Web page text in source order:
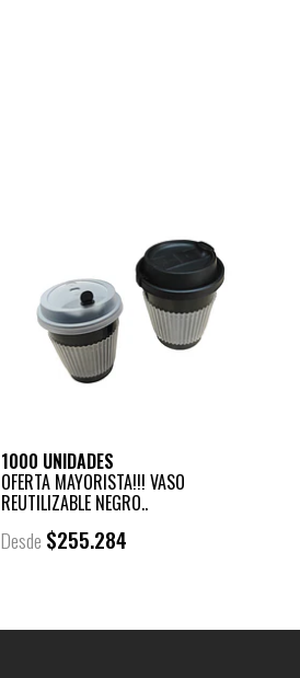
1000 UNIDADES
OFERTA MAYORISTA!!! VASO
REUTILIZABLE NEGRO..
Desde $255.284